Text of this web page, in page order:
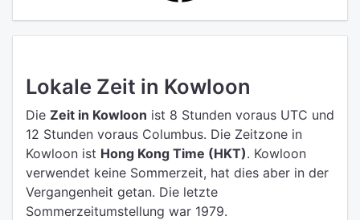
Lokale Zeit in Kowloon
Die Zeit in Kowloon ist 8 Stunden voraus UTC und
12 Stunden voraus Columbus. Die Zeitzone in
Kowloon ist Hong Kong Time (HKT). Kowloon
verwendet keine Sommerzeit, hat dies aber in der
Vergangenheit getan. Die letzte
Sommerzeitumstellung war 1979.